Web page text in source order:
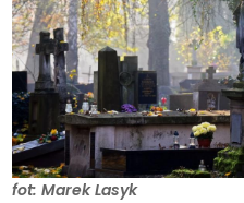
fot: Marek Lasyk